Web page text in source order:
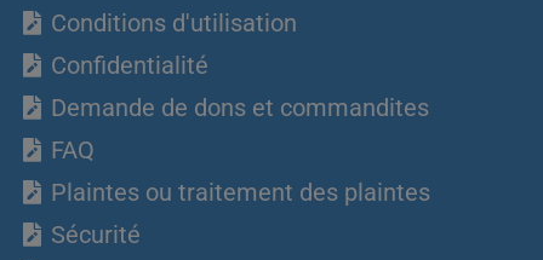
Conditions d'utilisation
Confidentialité
Demande de dons et commandites
FAQ
Plaintes ou traitement des plaintes
Sécurité